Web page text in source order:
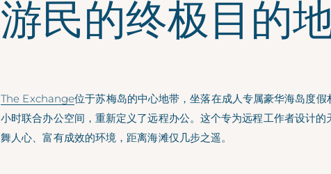
游民的终极目的
The Exchange位于苏梅岛的中心地带，坐落在成人专属豪华海岛度假
小时联合办公空间，重新定义了远程办公。这个专为远程工作者设计
舞人心、富有成效的环境，距离海滩仅几步之遥。